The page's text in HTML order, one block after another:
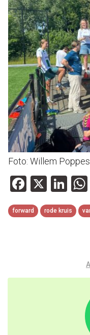
Foto: Willem Poppes
X
forward rode kruis